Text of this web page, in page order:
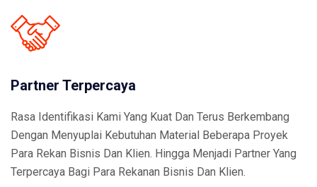
Partner Terpercaya
Rasa Identifikasi Kami Yang Kuat Dan Terus Berkembang
Dengan Menyuplai Kebutuhan Material Beberapa Proyek
Para Rekan Bisnis Dan Klien. Hingga Menjadi Partner Yang
Terpercaya Bagi Para Rekanan Bisnis Dan Klien.